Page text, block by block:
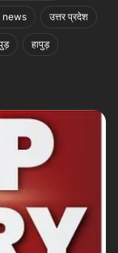
news उत्तर प्रदेश
हापुड़